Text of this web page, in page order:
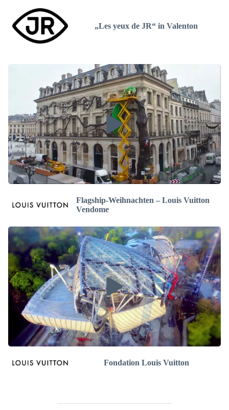
„Les yeux de JR“ in Valenton
Flagship-Weihnachten – Louis Vuitton
Vendome
Fondation Louis Vuitton